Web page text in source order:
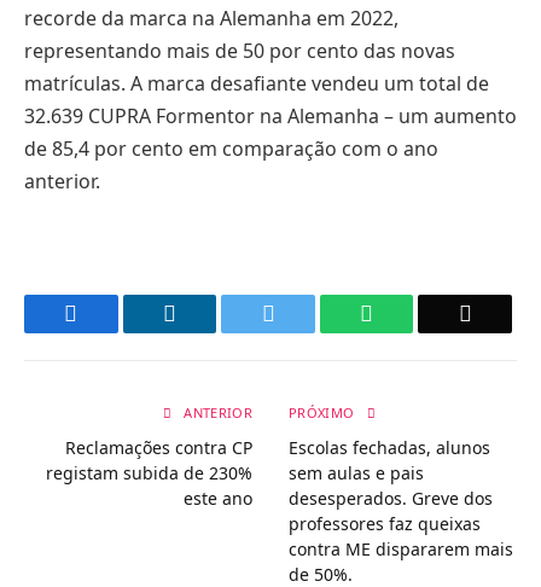
recorde da marca na Alemanha em 2022,
representando mais de 50 por cento das novas
matrículas. A marca desafiante vendeu um total de
32.639 CUPRA Formentor na Alemanha – um aumento
de 85,4 por cento em comparação com o ano
anterior.
WhatsApp
ANTERIOR
Reclamações contra CP
registam subida de 230%
este ano
PRÓXIMO
Escolas fechadas, alunos
sem aulas e pais
desesperados. Greve dos
professores faz queixas
contra ME dispararem mais
de 50%.